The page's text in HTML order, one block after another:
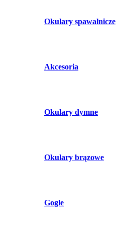
Okulary spawalnicze
Akcesoria
Okulary dymne
Okulary brązowe
Gogle